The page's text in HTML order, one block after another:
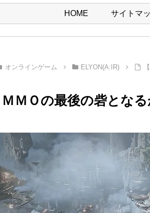
HOME サイトマ
オンラインゲーム ELYON(A:IR)
ＭＭＯの最後の砦とな